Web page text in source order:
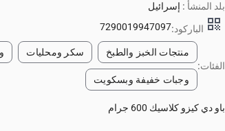
بلد المنشأ : إسرائيل
qr_code الباركود:7290019947097
الفئات:
منتجات الخبز والطبخ سكر ومحليات
وجبات خفيفة وبسكويت
باو دي كيزو كلاسيك 600 جرام